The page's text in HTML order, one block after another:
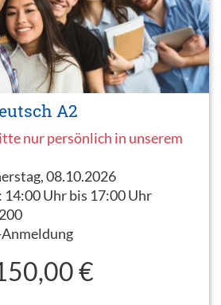
A2
nur persönlich in unserem
08.10.2026
14:00 Uhr bis 17:00 Uhr
€